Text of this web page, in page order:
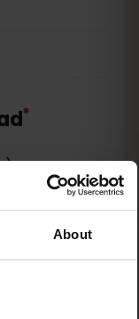
About
*